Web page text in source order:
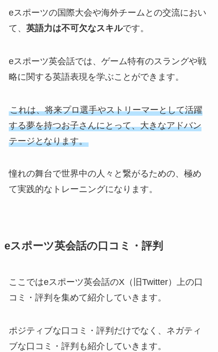
eスポーツの国際大会や海外チームとの交流におい
て、 英語力は不可欠なスキルです。
eスポーツ英会話では、ゲーム特有のスラングや戦
略に関する英語表現を学ぶことができます。
これは、将来プロ選手やストリーマーとして活躍
する夢を持つお子さんにとって、大きなアドバン
テージとなります。
憧れの舞台で世界中の人々と繋がるための、極め
て実践的なトレーニングになります。
eスポーツ英会話の口コミ・評判
ここではeスポーツ英会話のX（旧Twitter）上の口
コミ・評判を集めて紹介していきます。
ポジティブな口コミ・評判だけでなく、ネガティ
ブな口コミ・評判も紹介していきます。